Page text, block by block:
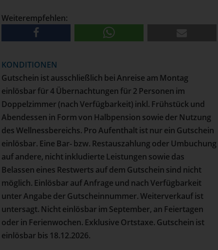
Weiterempfehlen:
KONDITIONEN
Gutschein ist ausschließlich bei Anreise am Montag
einlösbar für 4 Übernachtungen für 2 Personen im
Doppelzimmer (nach Verfügbarkeit) inkl. Frühstück und
Abendessen in Form von Halbpension sowie der Nutzung
des Wellnessbereichs. Pro Aufenthalt ist nur ein Gutschein
einlösbar. Eine Bar- bzw. Restauszahlung oder Umbuchung
auf andere, nicht inkludierte Leistungen sowie das
Belassen eines Restwerts auf dem Gutschein sind nicht
möglich. Einlösbar auf Anfrage und nach Verfügbarkeit
unter Angabe der Gutscheinnummer. Weiterverkauf ist
untersagt. Nicht einlösbar im September, an Feiertagen
oder in Ferienwochen. Exklusive Ortstaxe. Gutschein ist
einlösbar bis 18.12.2026.